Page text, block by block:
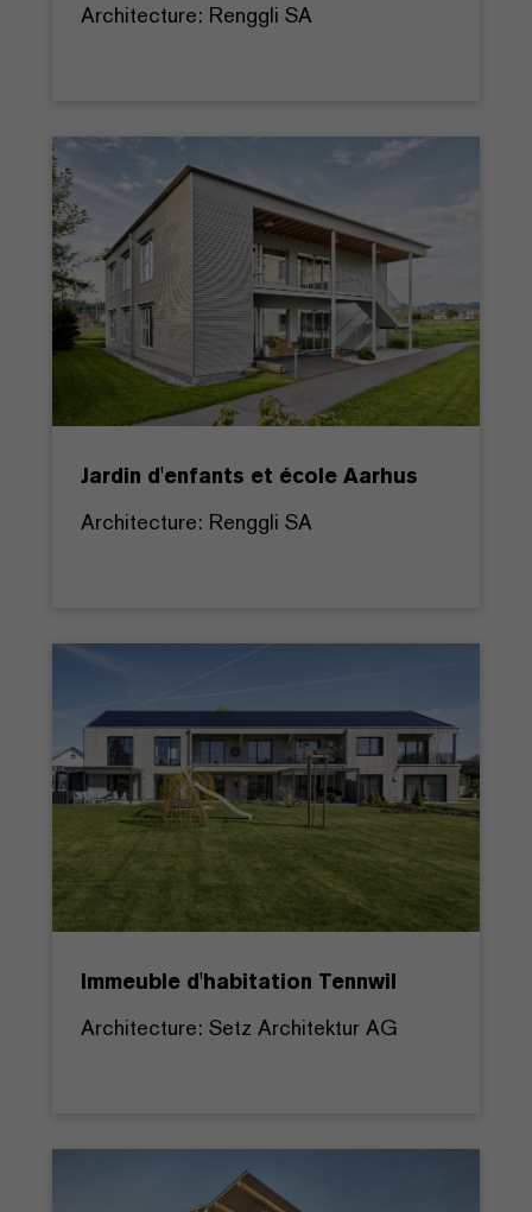
Architecture: Renggli SA
Jardin d'enfants et école Aarhus
Architecture: Renggli SA
Immeuble d'habitation Tennwil
Architecture: Setz Architektur AG